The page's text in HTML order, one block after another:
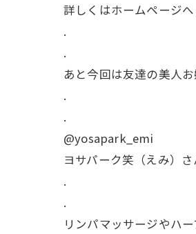
詳しくはホームページ
.
.
あと今回は友達の美人
.
.
@yosapark_emi
ヨサパーク笑（えみ）さ
.
.
リンパマッサージやハ